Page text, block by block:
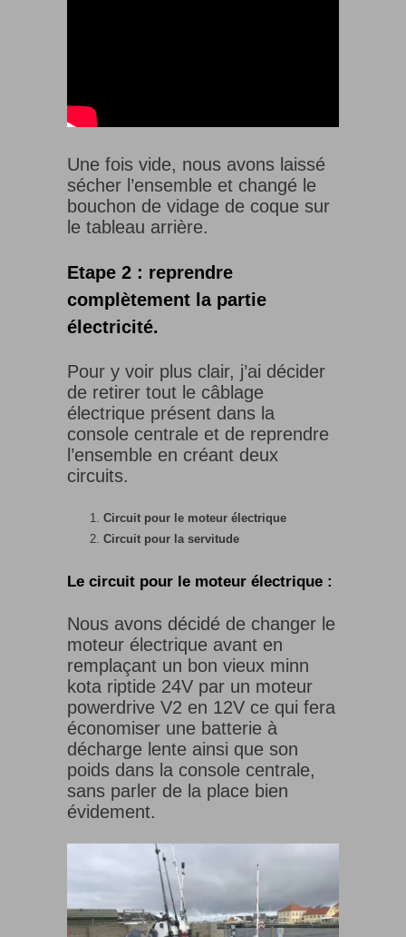
Une fois vide, nous avons laissé
sécher l’ensemble et changé le
bouchon de vidage de coque sur
le tableau arrière.
Etape 2 : reprendre
complètement la partie
électricité.
Pour y voir plus clair, j’ai décider
de retirer tout le câblage
électrique présent dans la
console centrale et de reprendre
l’ensemble en créant deux
circuits.
Circuit pour le moteur électrique
Circuit pour la servitude
Le circuit pour le moteur électrique :
Nous avons décidé de changer le
moteur électrique avant en
remplaçant un bon vieux minn
kota riptide 24V par un moteur
powerdrive V2 en 12V ce qui fera
économiser une batterie à
décharge lente ainsi que son
poids dans la console centrale,
sans parler de la place bien
évidement.